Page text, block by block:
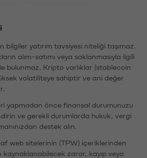
bilgiler yatırım tavsiyesi niteliği taşımaz.
alım-satımı veya saklanmasıyla ilgili
bulunmaz. Kripto varlıklar (stablecoin
volatiliteye sahiptir ve ani değer
yapmadan önce finansal durumunuzu
ve gerekli durumlarda hukuk, vergi
destek alın.
web sitelerinin (TPW) içeriklerinden
kaynaklanabilecek zarar, kayıp veya